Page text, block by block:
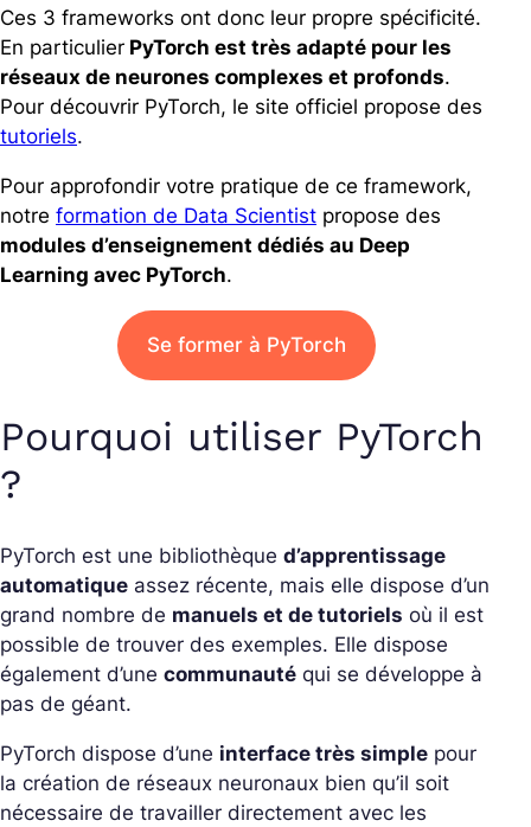
Ces 3 frameworks ont donc leur propre spécificité.
En particulier PyTorch est très adapté pour les
réseaux de neurones complexes et profonds.
Pour découvrir PyTorch, le site officiel propose des
tutoriels.
Pour approfondir votre pratique de ce framework,
notre formation de Data Scientist propose des
modules d’enseignement dédiés au Deep
Learning avec PyTorch.
Se former à PyTorch
Pourquoi utiliser PyTorch
?
PyTorch est une bibliothèque d’apprentissage
automatique assez récente, mais elle dispose d’un
grand nombre de manuels et de tutoriels où il est
possible de trouver des exemples. Elle dispose
également d’une communauté qui se développe à
pas de géant.
PyTorch dispose d’une interface très simple pour
la création de réseaux neuronaux bien qu’il soit
nécessaire de travailler directement avec les